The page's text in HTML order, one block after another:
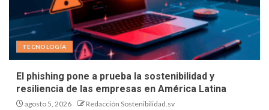
TECNOLOGÍA
El phishing pone a prueba la sostenibilidad y
resiliencia de las empresas en América Latina
agosto 5, 2026 Redacción Sostenibilidad.sv